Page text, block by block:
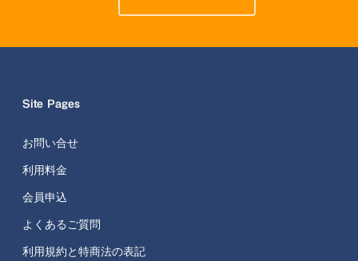
Site Pages
お問い合せ
利用料金
会員申込
よくあるご質問
利用規約と特商法の表記